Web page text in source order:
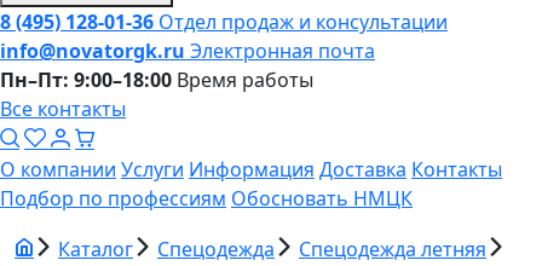
8 (495) 128-01-36 Отдел продаж и консультации
info@novatorgk.ru Электронная почта
Пн–Пт: 9:00–18:00 Время работы
Все контакты
О компании Услуги Информация Доставка Контакты
Подбор по профессиям Обосновать НМЦК
Каталог
Спецодежда
Спецодежда летняя